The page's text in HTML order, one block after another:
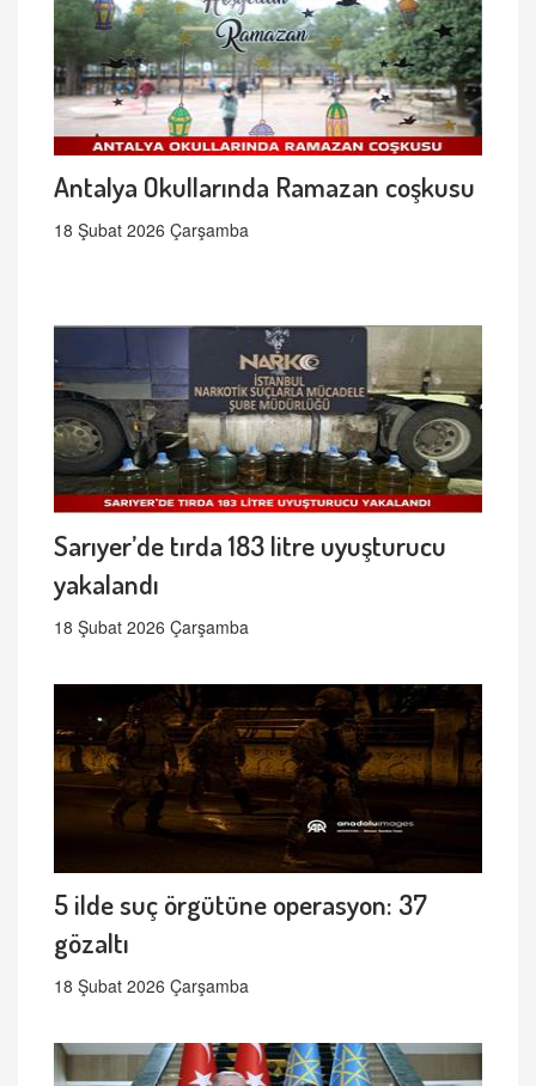
Antalya Okullarında Ramazan coşkusu
18 Şubat 2026 Çarşamba
Sarıyer’de tırda 183 litre uyuşturucu
yakalandı
18 Şubat 2026 Çarşamba
5 ilde suç örgütüne operasyon: 37
gözaltı
18 Şubat 2026 Çarşamba